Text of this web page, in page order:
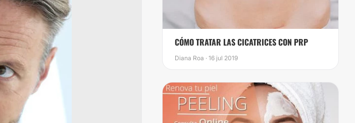
CÓMO TRATAR LAS CICATRICES CON PRP
Diana Roa · 16 jul 2019